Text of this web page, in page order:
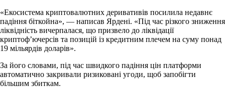
«Екосистема криптовалютних деривативів посилила недавнє
падіння біткойна», — написав Ярдені. «Під час різкого зниження
ліквідність вичерпалася, що призвело до ліквідації
криптоф’ючерсів та позицій із кредитним плечем на суму понад
19 мільярдів доларів».
За його словами, під час швидкого падіння цін платформи
автоматично закривали ризиковані угоди, щоб запобігти
більшим збиткам.